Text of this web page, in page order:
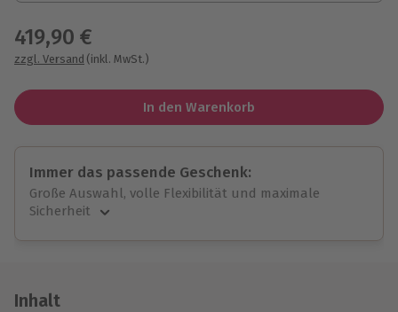
419,90 €
zzgl. Versand (inkl. MwSt.)
In den Warenkorb
Immer das passende Geschenk:
Große Auswahl, volle Flexibilität und maximale
Sicherheit
Jeder Gutschein für alle Erlebnisse einlösbar.
Inhalt